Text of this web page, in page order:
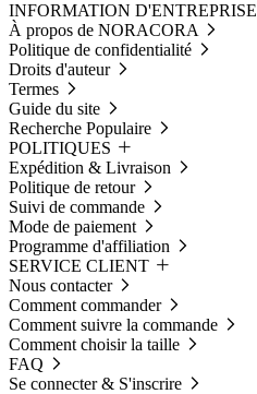
INFORMATION D'ENTREPRISE
À propos de NORACORA
Politique de confidentialité
Droits d'auteur
Termes
Guide du site
Recherche Populaire
POLITIQUES
Expédition & Livraison
Politique de retour
Suivi de commande
Mode de paiement
Programme d'affiliation
SERVICE CLIENT
Nous contacter
Comment commander
Comment suivre la commande
Comment choisir la taille
FAQ
Se connecter & S'inscrire